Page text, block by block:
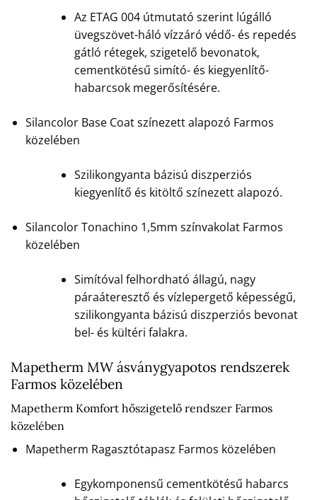
Az ETAG 004 útmutató szerint lúgálló
üvegszövet-háló vízzáró védő- és repedés
gátló rétegek, szigetelő bevonatok,
cementkötésű simító- és kiegyenlítő-
habarcsok megerősítésére.
Silancolor Base Coat színezett alapozó Farmos
közelében
Szilikongyanta bázisú diszperziós
kiegyenlítő és kitöltő színezett alapozó.
Silancolor Tonachino 1,5mm színvakolat Farmos
közelében
Simítóval felhordható állagú, nagy
páraáteresztő és vízlepergető képességű,
szilikongyanta bázisú diszperziós bevonat
bel- és kültéri falakra.
Mapetherm MW ásványgyapotos rendszerek
Farmos közelében
Mapetherm Komfort hőszigetelő rendszer Farmos
közelében
Mapetherm Ragasztótapasz Farmos közelében
Egykomponensű cementkötésű habarcs